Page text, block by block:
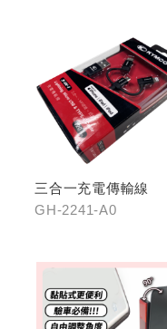
三合一充電傳輸線
GH-2241-A0